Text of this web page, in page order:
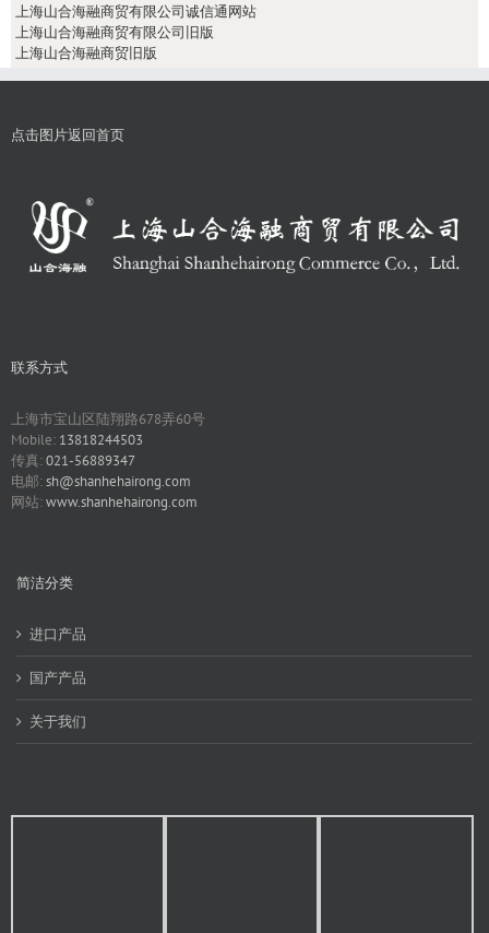
上海山合海融商贸有限公司诚信通网站
上海山合海融商贸有限公司旧版
上海山合海融商贸旧版
点击图片返回首页
联系方式
上海市宝山区陆翔路678弄60号
Mobile: 13818244503
传真:021-56889347
电邮:sh@shanhehairong.com
网站:www.shanhehairong.com
简洁分类
进口产品
国产产品
关于我们